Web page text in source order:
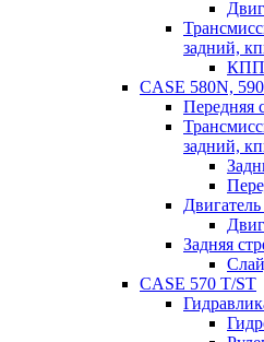
задний,
КПП
CASE 580N,
Передняя
задний,
Задняя
CASE 570 T/ST